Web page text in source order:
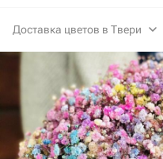
Доставка цветов в Твери